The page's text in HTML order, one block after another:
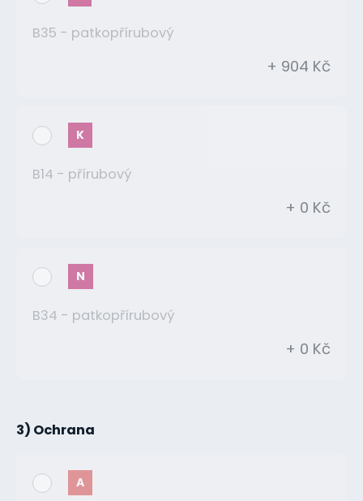
B35 - patkopřírubový
+ 904 Kč
K
B14 - přírubový
+ 0 Kč
N
B34 - patkopřírubový
+ 0 Kč
3) Ochrana
A